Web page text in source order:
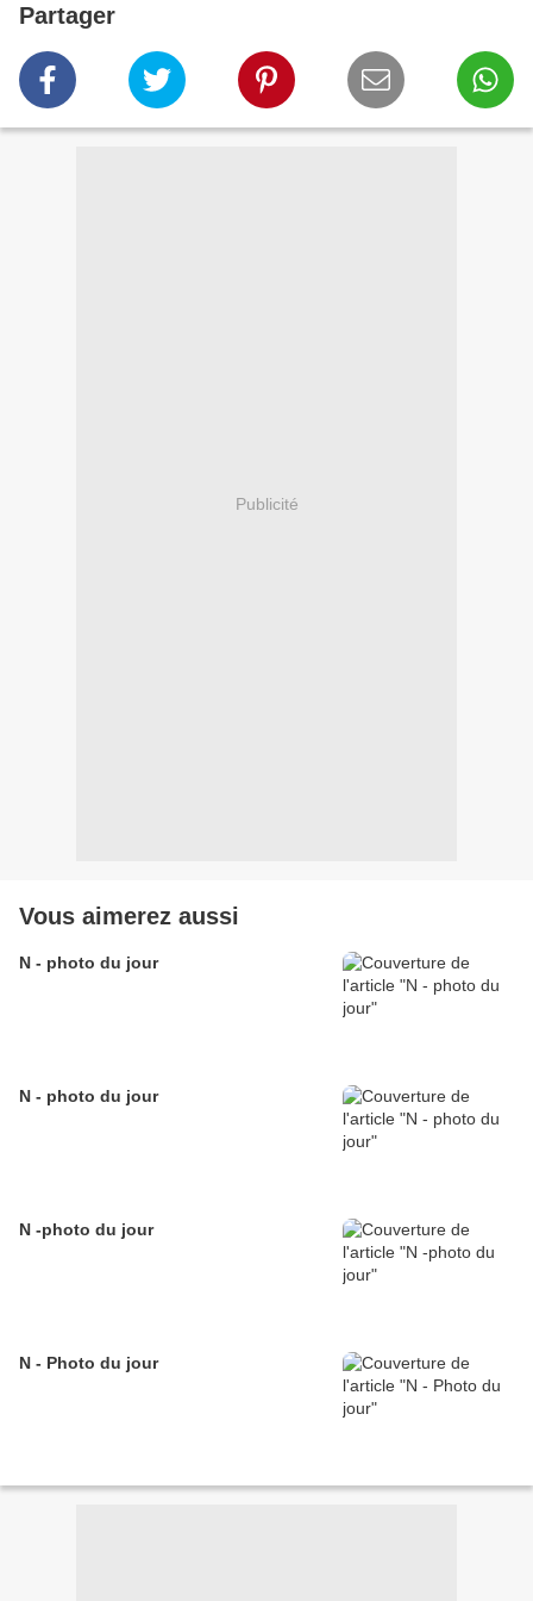
Partager
Publicité
Vous aimerez aussi
N - photo du jour
N - photo du jour
N -photo du jour
N - Photo du jour